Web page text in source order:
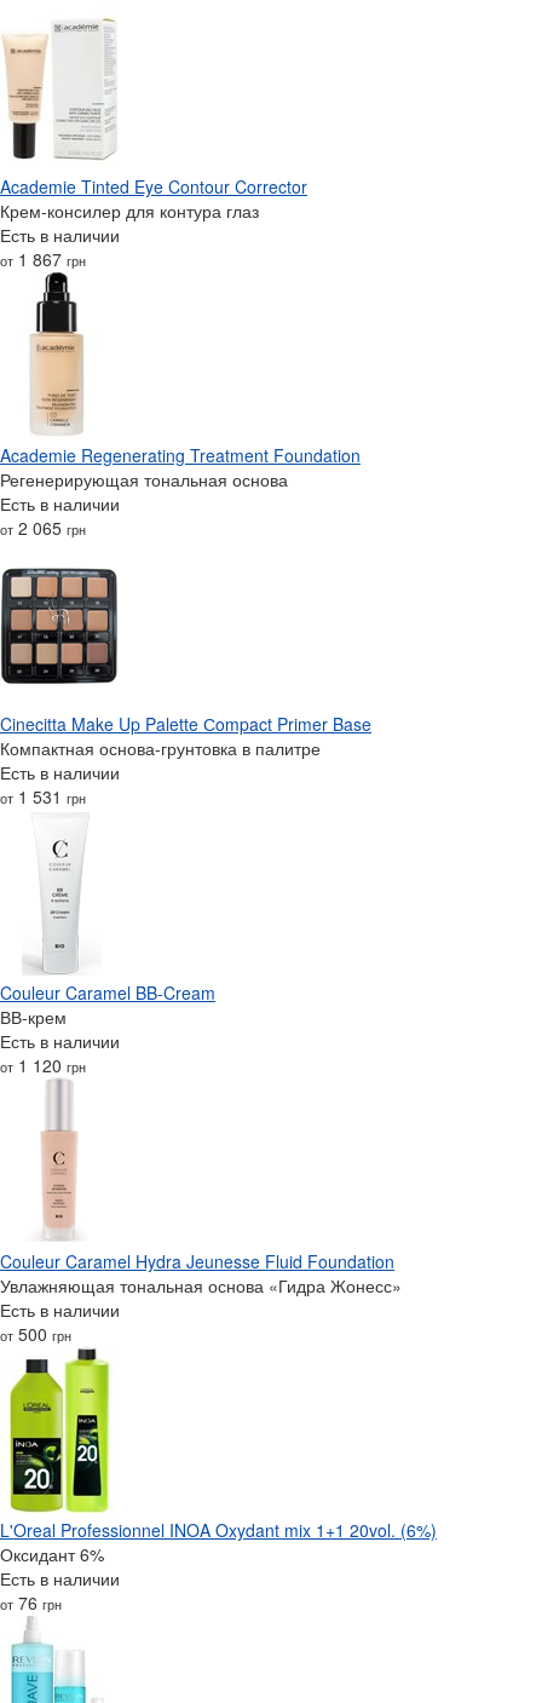
Academie Tinted Eye Contour Corrector
Крем-консилер для контура глаз
Есть в наличии
от 1 867 грн
Academie Regenerating Treatment Foundation
Регенерирующая тональная основа
Есть в наличии
от 2 065 грн
Cinecitta Make Up Palette Сompact Primer Base
Компактная основа-грунтовка в палитре
Есть в наличии
от 1 531 грн
Couleur Caramel BB-Cream
ВВ-крем
Есть в наличии
от 1 120 грн
Couleur Caramel Hydra Jeunesse Fluid Foundation
Увлажняющая тональная основа «Гидра Жонесс»
Есть в наличии
от 500 грн
L'Oreal Professionnel INOA Oxydant mix 1+1 20vol. (6%)
Оксидант 6%
Есть в наличии
от 76 грн